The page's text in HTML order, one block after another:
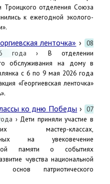
Троицкого отделения Союза
к ежегодной эколого-
ленточка» › 08
года › В отделении
обслуживания на дому в
с 6 по 9 мая 2026 года
«Георгиевская ленточка»
ко дню Победы › 07
› Дети приняли участие в
мастер-классах,
на увековечение
памяти о событиях
чувства национальной
патриотического